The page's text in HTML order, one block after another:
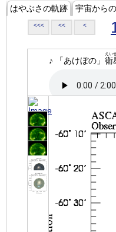
はやぶさの軌跡 宇宙から
<<< << <
♪ 「あけぼの」 衛
えい